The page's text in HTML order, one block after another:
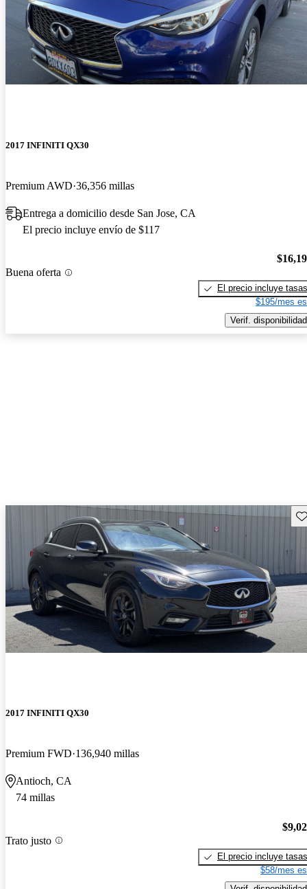
2017 INFINITI QX30
Premium AWD 36,356 millas
Entrega a domicilio desde San Jose, CA
El precio incluye envío de $117
Buena oferta
El precio incluye tasas
$195/mes
Verif. disponibilidad
2017 INFINITI QX30
Premium FWD 136,940 millas
Antioch, CA
74 millas
Trato justo
El precio incluye tasas
$58/mes